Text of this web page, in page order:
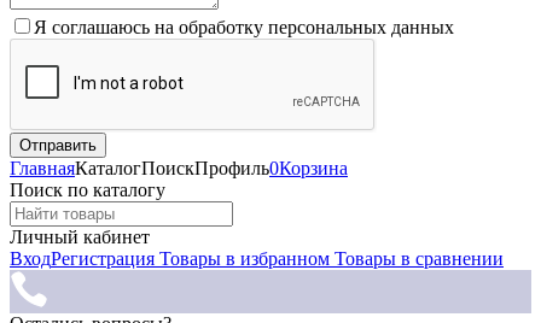
Я соглашаюсь на обработку персональных данных
ГлавнаяКаталогПоискПрофиль0Корзина
Поиск по каталогу
Личный кабинет
ВходРегистрация Товары в избранном Товары в сравнении